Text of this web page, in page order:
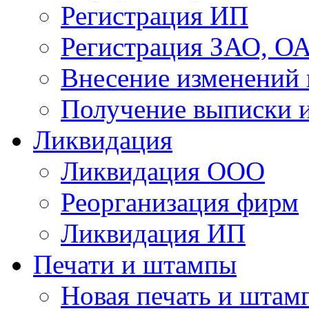
Регистрация ИП
Регистрация ЗАО,
Внесение
Получение
Ликвидация
Ликвидация ООО
Реорганизация фирм
Ликвидация ИП
Печати и штампы
Новая печать и